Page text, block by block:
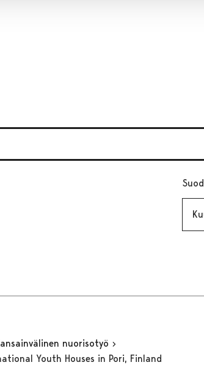
nuorisotyö
Youth Houses in Pori, Finland